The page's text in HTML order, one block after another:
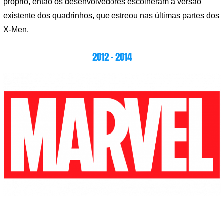
existente dos quadrinhos, que estreou nas últimas partes dos
X-Men.
2012 – 2014